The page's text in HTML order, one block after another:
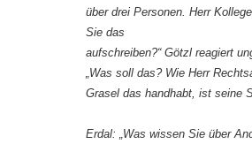
über drei Personen. Herr
Sie das
aufschreiben?“ Götzl reagiert
„Was soll das? Wie Herr
Grasel das handhabt, ist seine
Erdal: „Was wissen Sie über